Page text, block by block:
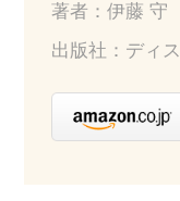
著者：伊藤 守
出版社：ディ